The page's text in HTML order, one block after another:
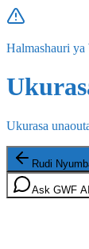
Halmashauri ya
Ukurasa
Rudi
Ask GWF